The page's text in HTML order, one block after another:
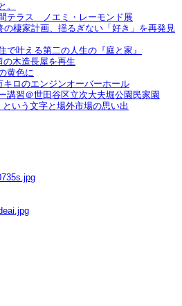
。
テラス＿ノエミ・レーモンド展
棲家計画、揺るぎない「好き」を再発見
叶える第二の人生の『庭と家』
の木造長屋を再生
黄色に
ロのエンジンオーバーホール
講習＠世田谷区立次大夫堀公園民家園
いう文字と場外市場の思い出